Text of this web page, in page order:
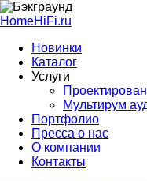
HomeHiFi.ru
Новинки
Каталог
Услуги
Мультирум
Портфолио
Пресса о нас
О компании
Контакты